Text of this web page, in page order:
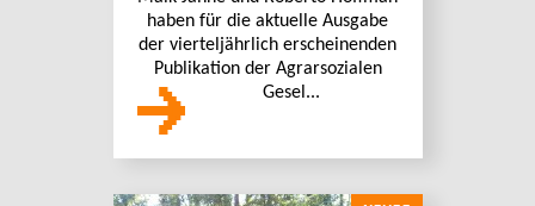
haben für die aktuelle Ausgabe
der vierteljährlich erscheinenden
Publikation der Agrarsozialen
Gesel...